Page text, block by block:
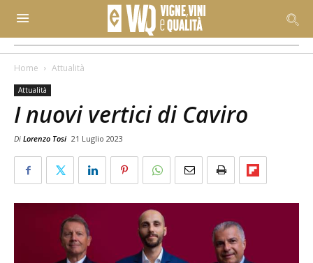
Home Attualità
Attualità
I nuovi vertici di Caviro
Di Lorenzo Tosi 21 Luglio 2023